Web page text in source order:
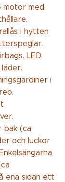
motor med
i hytten
LED
i
bak (ca
och luckor
ena sidan ett